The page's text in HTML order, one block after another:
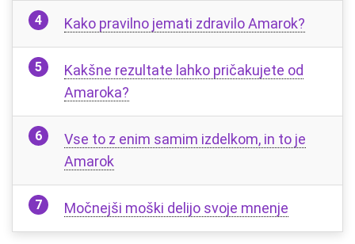
Kako pravilno jemati zdravilo Amarok?
Kakšne rezultate lahko pričakujete od
Amaroka?
Vse to z enim samim izdelkom, in to je
Amarok
Močnejši moški delijo svoje mnenje